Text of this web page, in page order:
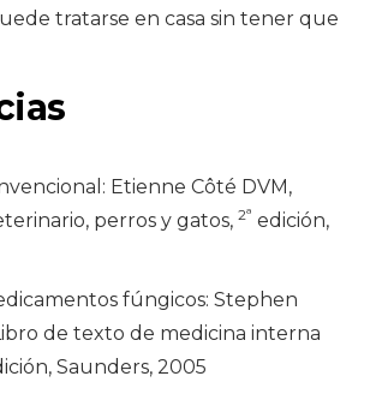
tratarse en casa sin tener que
Etienne Côté DVM,
perros y gatos, 2ª edición,
fúngicos: Stephen
de texto de medicina interna
Saunders, 2005